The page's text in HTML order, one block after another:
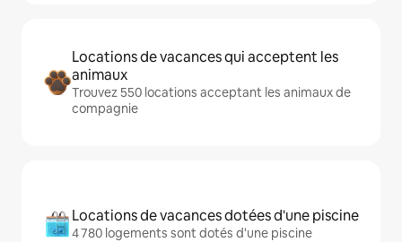
Locations de vacances qui acceptent les
animaux
Trouvez 550 locations acceptant les animaux de
compagnie
Locations de vacances dotées d'une piscine
4 780 logements sont dotés d'une piscine